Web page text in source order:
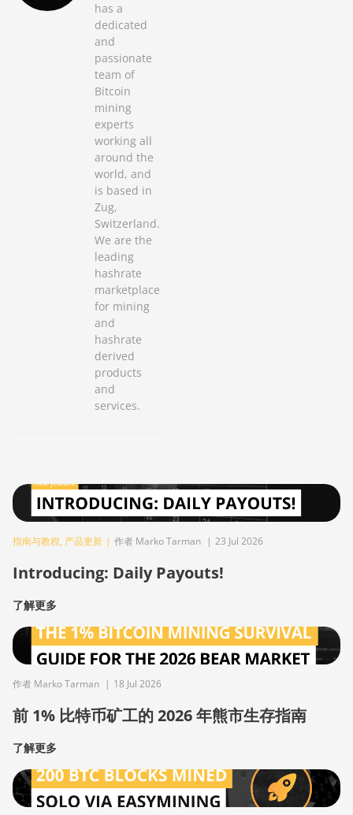
has a
dedicated
and
passionate
team of
Bitcoin
mining
experts
working all
around the
world, and
is based in
Zug,
Switzerland.
We are the
leading
hashrate
marketplace
for mining
and
hashrate
derived
products
and
services.
指南与教程, 产品更新 | 作者 Marko Tarman | 23 Jul 2026
Introducing: Daily Payouts!
了解更多
作者 Marko Tarman | 18 Jul 2026
前 1% 比特币矿工的 2026 年熊市生存指南
了解更多